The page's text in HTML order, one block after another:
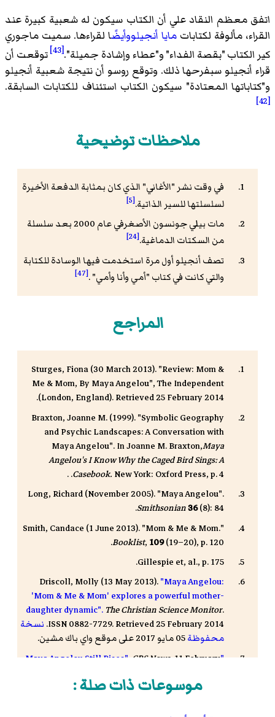
معظم النقاد علي أن الكتاب سيكون له شعبية كبيرة عند
مألوفة لكتاباتمايا أنجيلووأيضًا لقراءها. سميت ماجوري
"بقصة الفداء" و"عطاء وإشادة جميلة".[43]
توقعت أن
أنجيلو سبفرحها ذلك. وتوقع روسو أن نتيجة شعبية أنجيلو
المعتادة" سيكون الكتاب استئناف للكتابات السابقة.
ملاحظات توضيحية
في وقت نشر "الأغاني" الذي كان بمثابة الدفعة الأخيرة
لسلسلتها للسير الذاتية.
مات بيلي جونسون الأصغرفي عام 2000 بعد سلسلة
من السكتات الدماغية.[24]
تصف أنجيلو أول مرة استخدمت فيها الوسادة للكتابة
والتي كانت في كتاب "أمي وأنا وأمي" .[47]
المراجع
Sturges, Fiona (30 March 2013). "Review: Mom &
Me & Mom, By Maya Angelou", The Independent
(London, England). Retrieved 25 February 2014.
Braxton, Joanne M. (1999). "Symbolic Geography
and Psychic Landscapes: A Conversation with
Maya Angelou". In Joanne M. Braxton,
Angelou's I Know Why the Caged Bird Sings: A
Casebook.New York: Oxford Press, p. 4. .
Long, Richard (November 2005). "Maya Angelou".
Smithsonian36(8): 84.
Smith, Candace (1 June 2013). "Mom & Me & Mom."
Booklist,109(19–20), p. 120.
Gillespie et, al., p. 175.
Driscoll, Molly (13 May 2013)."Maya Angelou:
'Mom & Me & Mom' explores a powerful mother-
daughter dynamic".The Christian Science Monitor
ISSN 0882-7729. Retrieved 25 February 2014. نسخة
محفوظة05 مايو 2017 على موقع واي باك مشين.
"Maya Angelou Still Rises".
CBS News.11 February
موسوعات ذات صلة :